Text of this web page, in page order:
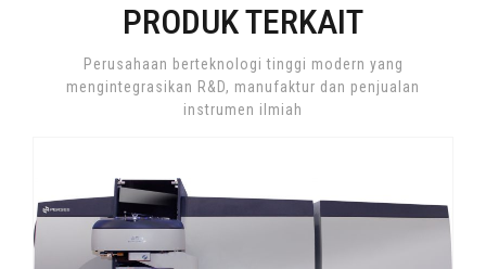
PRODUK TERKAIT
Perusahaan berteknologi tinggi modern yang
mengintegrasikan R&D, manufaktur dan penjualan
instrumen ilmiah